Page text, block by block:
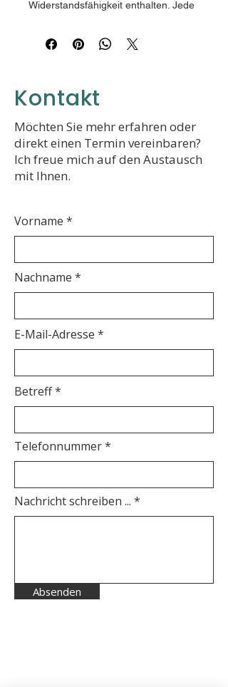
Widerstandsfähigkeit enthalten. Jede
Gruppenübungen. Die Karten sind
Kontakt
Möchten Sie mehr erfahren oder
direkt einen Termin vereinbaren?
Ich freue mich auf den Austausch
mit Ihnen.
Vorname
Nachname
E-Mail-Adresse
Betreff
Telefonnummer *
Nachricht schreiben ...
Absenden